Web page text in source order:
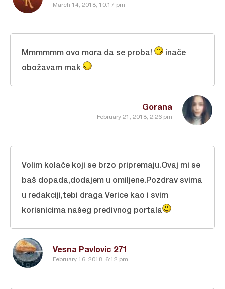
March 14, 2018, 10:17 pm
Gorana
February 21, 2018, 2:26 pm
Mmmmmm ovo mora da se proba!
inače
obožavam mak
Vesna Pavlovic 271
February 16, 2018, 6:12 pm
Volim kolače koji se brzo pripremaju.Ovaj mi se
baš dopada,dodajem u omiljene.Pozdrav svima
u redakciji,tebi draga Verice kao i svim
korisnicima našeg predivnog portala